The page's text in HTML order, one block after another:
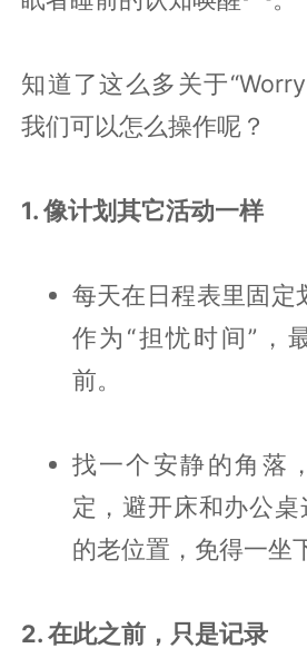
知道了这么多关于
我们可以怎么操作呢？
1. 像计划其它活动一样
每天在日程表里固定
作为“担忧时间”，
前。
找一个安静的角落
定，避开床和办公
的老位置，免得一坐
2. 在此之前，只是记录